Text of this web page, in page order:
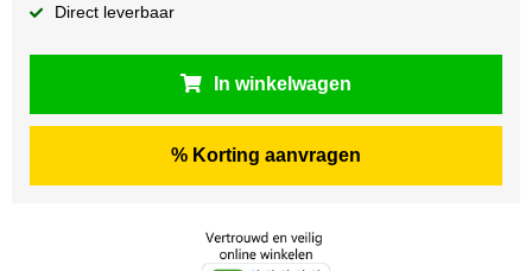
Direct leverbaar
In winkelwagen
% Korting aanvragen